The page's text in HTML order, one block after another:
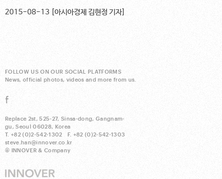
2015-08-13 [아시아경제 김현정 기자]
FOLLOW US ON OUR SOCIAL PLATFORMS
News, official photos, videos and more from us.
Replace 2st, 525-27, Sinsa-dong, Gangnam-
gu, Seoul 06028, Korea
T. +82 (0)2-542-1302 F. +82 (0)2-542-1303
steve.han@innover.co.kr
© INNOVER & Company